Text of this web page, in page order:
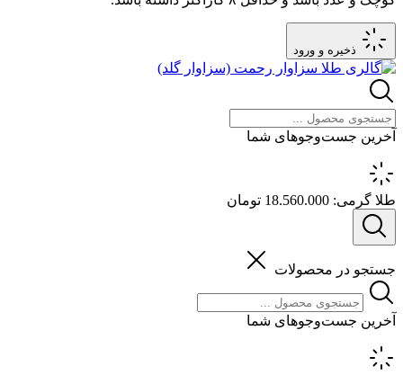
ذخیره و ورود
آخرین جست‌وجوهای شما
طلا گرمی: 18.560.000 تومان
جستجو در محصولات
آخرین جست‌وجوهای شما